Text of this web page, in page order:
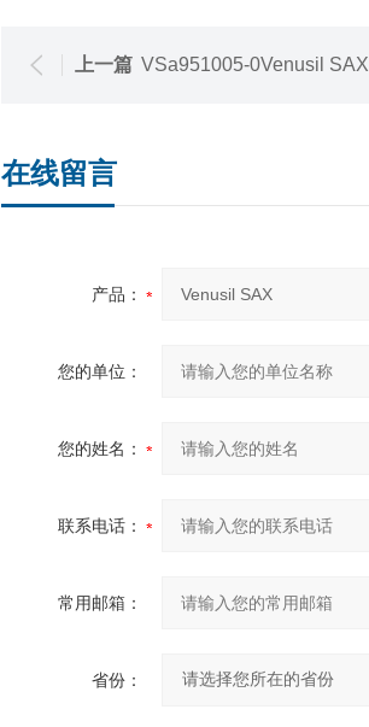
上一篇 VSa951005-0Venusil SAX
在线留言
产品：
您的单位：
您的姓名：
联系电话：
常用邮箱：
省份：